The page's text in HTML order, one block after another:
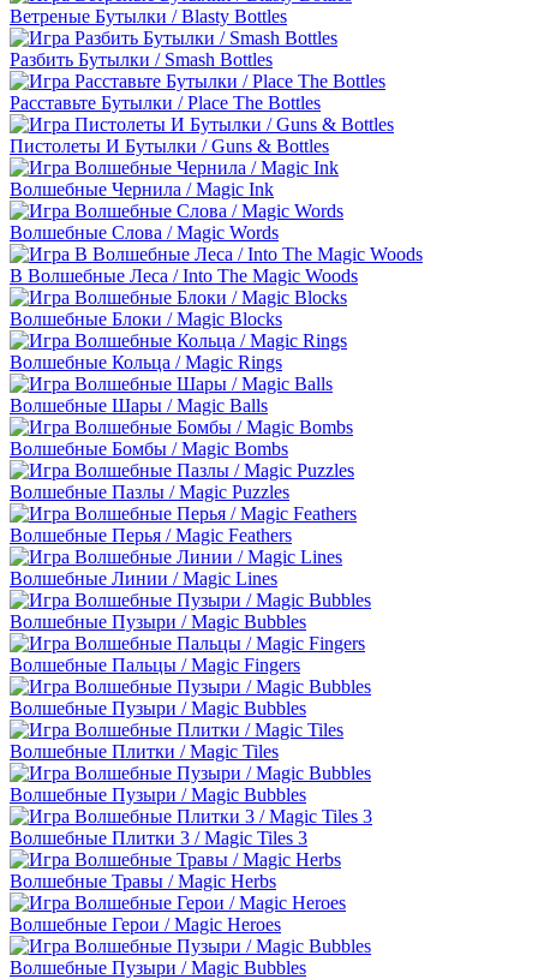
Ветреные Бутылки / Blasty Bottles
Разбить Бутылки / Smash Bottles
Расставьте Бутылки / Place The Bottles
Пистолеты И Бутылки / Guns & Bottles
Волшебные Чернила / Magic Ink
Волшебные Слова / Magic Words
В Волшебные Леса / Into The Magic Woods
Волшебные Блоки / Magic Blocks
Волшебные Кольца / Magic Rings
Волшебные Шары / Magic Balls
Волшебные Бомбы / Magic Bombs
Волшебные Пазлы / Magic Puzzles
Волшебные Перья / Magic Feathers
Волшебные Линии / Magic Lines
Волшебные Пузыри / Magic Bubbles
Волшебные Пальцы / Magic Fingers
Волшебные Пузыри / Magic Bubbles
Волшебные Плитки / Magic Tiles
Волшебные Пузыри / Magic Bubbles
Волшебные Плитки 3 / Magic Tiles 3
Волшебные Травы / Magic Herbs
Волшебные Герои / Magic Heroes
Волшебные Пузыри / Magic Bubbles